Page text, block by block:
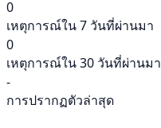
0
เหตุการณ์ใน 7 วันที่ผ่านมา
0
เหตุการณ์ใน 30 วันที่ผ่านมา
-
การปรากฏตัวล่าสุด